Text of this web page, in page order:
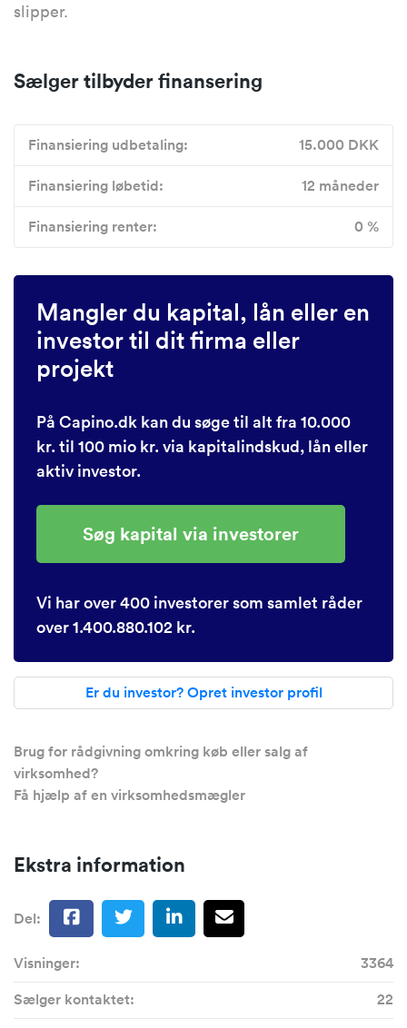
slipper.
Sælger tilbyder finansering
Finansiering udbetaling: 15.000 DKK
Finansiering løbetid: 12 måneder
Finansiering renter: 0 %
Mangler du kapital, lån eller en
investor til dit firma eller
projekt
På Capino.dk kan du søge til alt fra 10.000
kr. til 100 mio kr. via kapitalindskud, lån eller
aktiv investor.
Søg kapital via investorer
Vi har over 400 investorer som samlet råder
over 1.400.880.102 kr.
Er du investor? Opret investor profil
Brug for rådgivning omkring køb eller salg af
virksomhed?
Få hjælp af en virksomhedsmægler
Ekstra information
Del:
Visninger:
3364
Sælger kontaktet:
22